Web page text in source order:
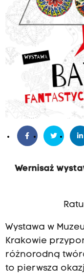
Wernisaż
Wystawa w
Krakowie
różnorodną
to pierwsza